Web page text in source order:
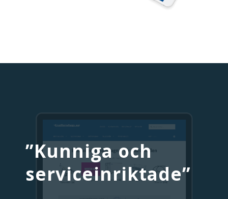
”Kunniga och
serviceinriktade”